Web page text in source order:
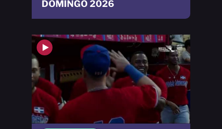
DOMINGO 2026